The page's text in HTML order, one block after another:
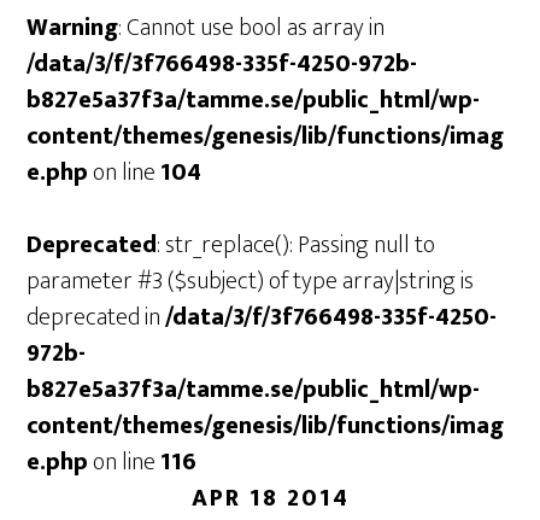
Warning: Cannot use bool as array in
/data/3/f/3f766498-335f-4250-972b-
b827e5a37f3a/tamme.se/public_html/wp-
content/themes/genesis/lib/functions/imag
e.phpon line104
Deprecated: str_replace(): Passing null to
parameter #3 ($subject) of type array|string is
deprecated in/data/3/f/3f766498-335f-4250-
972b-
b827e5a37f3a/tamme.se/public_html/wp-
content/themes/genesis/lib/functions/imag
e.phpon line116
APR 18 2014